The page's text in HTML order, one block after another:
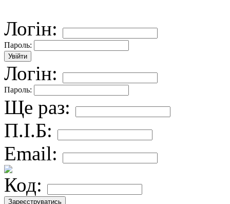
Логін:
Пароль:
Логін:
Пароль:
Ще раз:
П.І.Б:
Email:
Код: